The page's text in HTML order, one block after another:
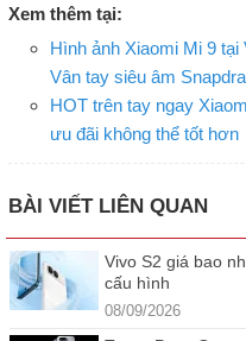
Xem thêm tại:
Hình ảnh Xiaomi Mi 9 tại
Vân tay siêu âm
HOT trên tay ngay
ưu đãi không thể tốt hơn
BÀI VIẾT LIÊN QUAN
Vivo S2 giá bao
cấu hình
08/09/2026